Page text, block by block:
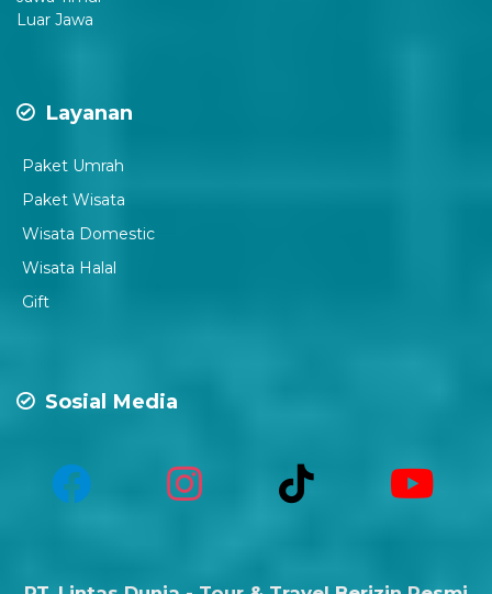
Luar Jawa
Layanan
Paket Umrah
Paket Wisata
Wisata Domestic
Wisata Halal
Gift
Sosial Media